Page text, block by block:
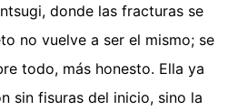
donde las fracturas se
no vuelve a ser el mismo; se
todo, más honesto. Ella ya
sin fisuras del inicio, sino la